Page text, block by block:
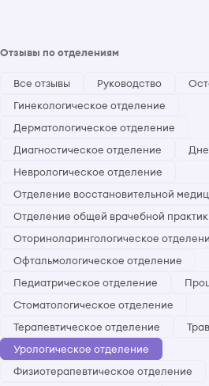
Отзывы по отделениям
Все отзывы Руководство
Гинекологическое отделение
Дерматологическое отделение
Диагностическое отделение
Неврологическое отделение
Отделение восстановительной
Отделение общей врачебной
Оториноларингологическое
Офтальмологическое отделение
Педиатрическое отделение
Стоматологическое отделение
Терапевтическое отделение
Урологическое отделение
Физиотерапевтическое отделение